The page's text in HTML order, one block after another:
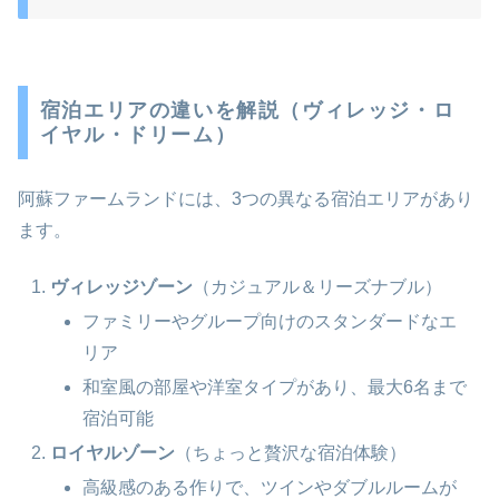
宿泊エリアの違いを解説（ヴィレッジ・ロ
イヤル・ドリーム）
阿蘇ファームランドには、3つの異なる宿泊エリアがあり
ます。
ヴィレッジゾーン （カジュアル＆リーズナブル）
ファミリーやグループ向けのスタンダードなエ
リア
和室風の部屋や洋室タイプがあり、最大6名まで
宿泊可能
ロイヤルゾーン （ちょっと贅沢な宿泊体験）
高級感のある作りで、ツインやダブルルームが